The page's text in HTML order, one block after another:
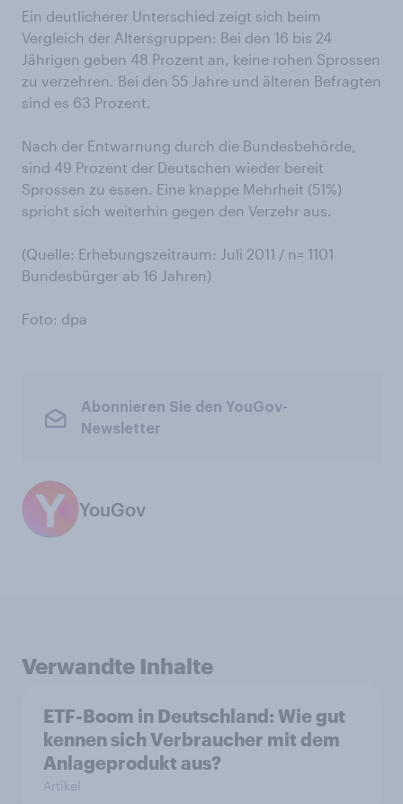
Ein deutlicherer Unterschied zeigt sich beim
Vergleich der Altersgruppen: Bei den 16 bis 24
Jährigen geben 48 Prozent an, keine rohen Sprossen
zu verzehren. Bei den 55 Jahre und älteren Befragten
sind es 63 Prozent.
Nach der Entwarnung durch die Bundesbehörde,
sind 49 Prozent der Deutschen wieder bereit
Sprossen zu essen. Eine knappe Mehrheit (51%)
spricht sich weiterhin gegen den Verzehr aus.
(Quelle: Erhebungszeitraum: Juli 2011 / n= 1101
Bundesbürger ab 16 Jahren)
Foto: dpa
Abonnieren Sie den YouGov-
Newsletter
YouGov
Verwandte Inhalte
ETF-Boom in Deutschland: Wie gut
kennen sich Verbraucher mit dem
Anlageprodukt aus?
Artikel